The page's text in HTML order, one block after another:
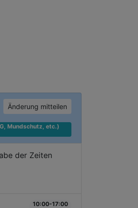
Änderung mitteilen
Mundschutz, etc.)
der Zeiten
10:00-17:00